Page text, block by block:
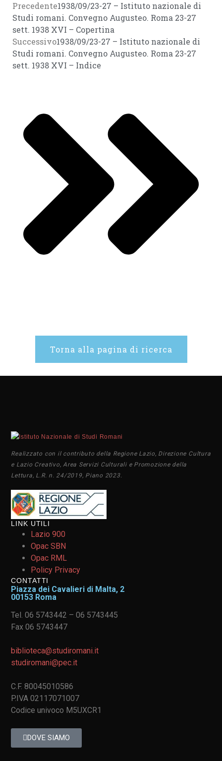
Precedente1938/09/23-27 – Istituto nazionale di
Studi romani. Convegno Augusteo. Roma 23-27
sett. 1938 XVI – Copertina
Successivo1938/09/23-27 – Istituto nazionale di
Studi romani. Convegno Augusteo. Roma 23-27
sett. 1938 XVI – Indice
Torna alla pagina di ricerca
Realizzato con il contributo della Regione Lazio, Direzione Cultura
e Lazio Creativo, Area Servizi Culturali e Promozione della
Lettura, L.R. n. 24/2019, Piano 2023.
LINK UTILI
Lazio 900
Opac SBN
Opac RML
Policy Privacy
CONTATTI
Piazza dei Cavalieri di Malta, 2
00153 Roma
Tel. 06 5743442 – 06 5743445
Fax 06 5743447
biblioteca@studiromani.it
studiromani@pec.it
C.F. 80045010586
P.IVA 02117071007
Codice univoco M5UXCR1
DOVE SIAMO